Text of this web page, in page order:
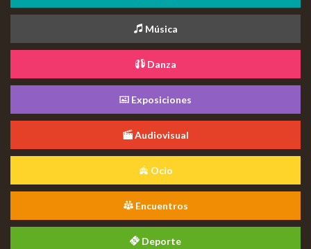
Música
Danza
Exposiciones
Audiovisual
Ocio
Encuentros
Deporte